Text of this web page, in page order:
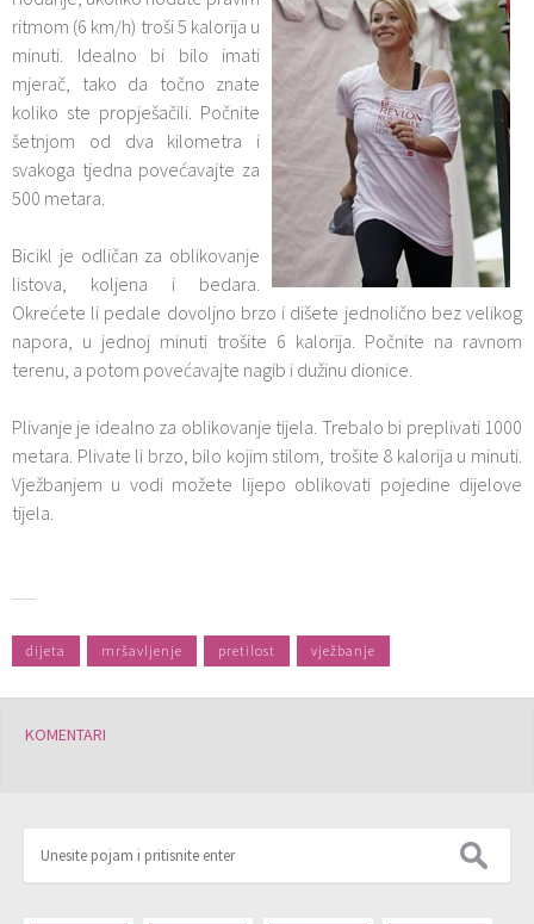
ritmom (6 km/h) troši 5 kalorija u
minuti. Idealno bi bilo imati
mjerač, tako da točno znate
koliko ste propješačili. Počnite
šetnjom od dva kilometra i
svakoga tjedna povećavajte za
500 metara.
Bicikl je odličan za oblikovanje
listova, koljena i bedara.
Okrećete li pedale dovoljno brzo i dišete jednolično bez velikog
napora, u jednoj minuti trošite 6 kalorija. Počnite na ravnom
terenu, a potom povećavajte nagib i dužinu dionice.
Plivanje je idealno za oblikovanje tijela. Trebalo bi preplivati 1000
metara. Plivate li brzo, bilo kojim stilom, trošite 8 kalorija u minuti.
Vježbanjem u vodi možete lijepo oblikovati pojedine dijelove
tijela.
dijeta mršavljenje pretilost vježbanje
KOMENTARI